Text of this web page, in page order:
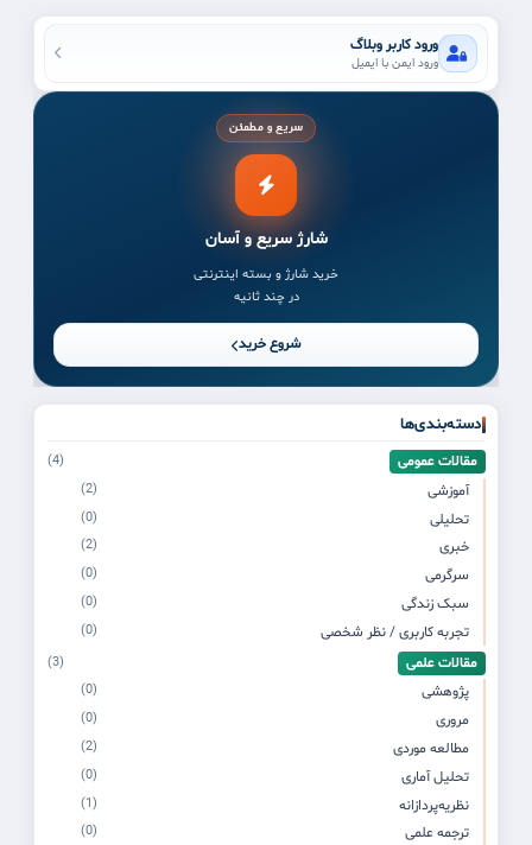
ورود کاربر وبلاگ
ورود ایمن با ایمیل
سریع و مطمئن
شارژ سریع و آسان
خرید شارژ و بسته اینترنتی
در چند ثانیه
شروع خرید
دسته‌بندی‌ها
مقالات عمومی (4)
آموزشی (2)
تحلیلی (0)
خبری (2)
سرگرمی (0)
سبک زندگی (0)
تجربه کاربری / نظر شخصی (0)
مقالات علمی (3)
پژوهشی (0)
مروری (0)
مطالعه موردی (2)
تحلیل آماری (0)
نظریه‌پردازانه (1)
ترجمه علمی (0)